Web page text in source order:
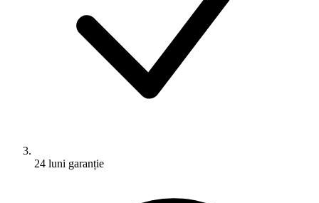
24 luni garanție